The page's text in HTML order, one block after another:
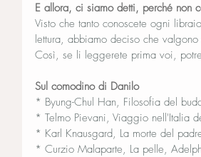
E allora, ci siamo detti, perché non
Visto che tanto conoscete ogni
lettura, abbiamo deciso che
Così, se li leggerete prima voi,
Sul comodino di Danilo
* Byung-Chul Han, Filosofia del
* Telmo Pievani, Viaggio nell'Italia
* Karl Knausgard, La morte del
* Curzio Malaparte, La pelle,